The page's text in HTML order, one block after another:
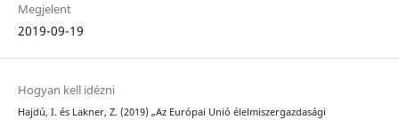
Megjelent
2019-09-19
Hogyan kell idézni
Hajdú, I. és Lakner, Z. (2019) „Az Európai Unió élelmiszergazdasági